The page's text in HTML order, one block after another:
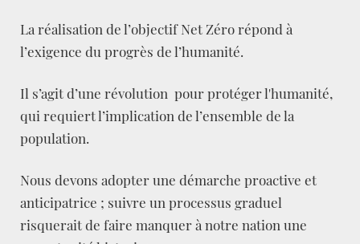
La réalisation de l’objectif Net Zéro répond à
l’exigence du progrès de l’humanité.
Il s’agit d’une révolution pour protéger l'humanité,
qui requiert l’implication de l’ensemble de la
population.
Nous devons adopter une démarche proactive et
anticipatrice ; suivre un processus graduel
risquerait de faire manquer à notre nation une